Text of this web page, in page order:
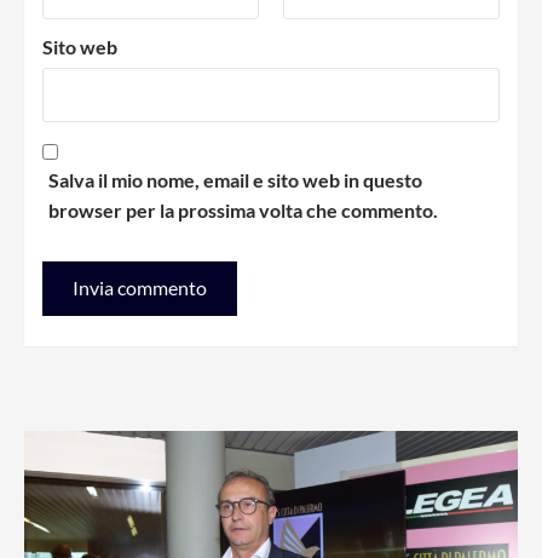
Sito web
Salva il mio nome, email e sito web in questo
browser per la prossima volta che commento.